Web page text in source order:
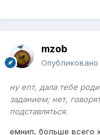
mzob
Опубликовано
ну епт, дала тебе
заданием; нет,
подставляться.
емнип, больше всего